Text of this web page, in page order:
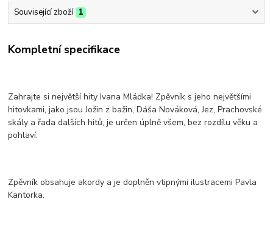
Související zboží 1
Kompletní specifikace
Zahrajte si největší hity Ivana Mládka! Zpěvník s jeho největšími
hitovkami, jako jsou Jožin z bažin, Dáša Nováková, Jez, Prachovské
skály a řada dalších hitů, je určen úplně všem, bez rozdílu věku a
pohlaví.
Zpěvník obsahuje akordy a je doplněn vtipnými ilustracemi Pavla
Kantorka.